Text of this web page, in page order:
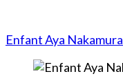
Enfant Aya Nakamura